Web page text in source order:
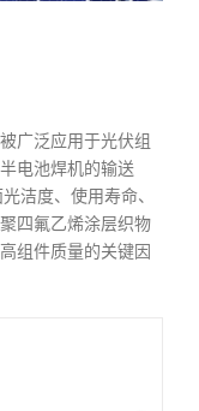
广泛应用于光伏组
电池焊机的输送
洁度、使用寿命、
四氟乙烯涂层织物
组件质量的关键因